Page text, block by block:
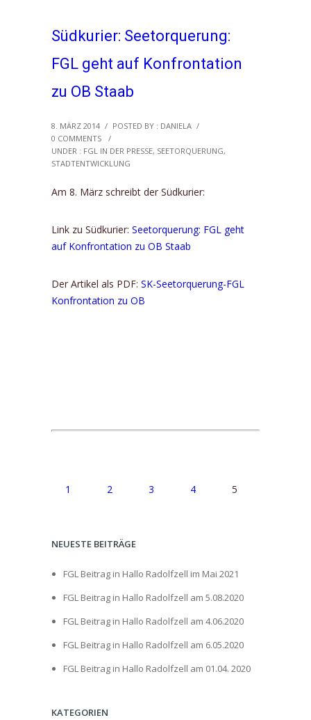
Südkurier: Seetorquerung:
FGL geht auf Konfrontation
zu OB Staab
8. MÄRZ 2014 / POSTED BY : DANIELA /
0 COMMENTS
/
UNDER : FGL IN DER PRESSE, SEETORQUERUNG,
STADTENTWICKLUNG
Am 8. März schreibt der Südkurier:
Link zu Südkurier: Seetorquerung: FGL geht
auf Konfrontation zu OB Staab
Der Artikel als PDF: SK-Seetorquerung-FGL
Konfrontation zu OB
1 2 3 4 5
NEUESTE BEITRÄGE
FGL Beitrag in Hallo Radolfzell im Mai 2021
FGL Beitrag in Hallo Radolfzell am 5.08.2020
FGL Beitrag in Hallo Radolfzell am 4.06.2020
FGL Beitrag in Hallo Radolfzell am 6.05.2020
FGL Beitrag in Hallo Radolfzell am 01.04. 2020
KATEGORIEN